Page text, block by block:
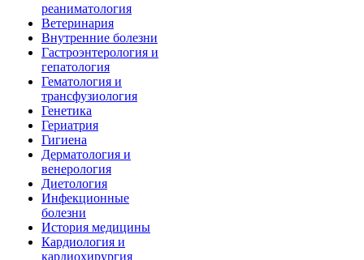
реаниматология
Ветеринария
Внутренние болезни
Гастроэнтерология и
гепатология
Гематология и
трансфузиология
Генетика
Гериатрия
Гигиена
Дерматология и
венерология
Диетология
Инфекционные
болезни
История медицины
Кардиология и
кардиохирургия